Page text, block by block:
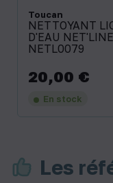
Toucan
NETTOYANT
D'EAU
NETL0079
Prix
20,00 €
En stock
Les